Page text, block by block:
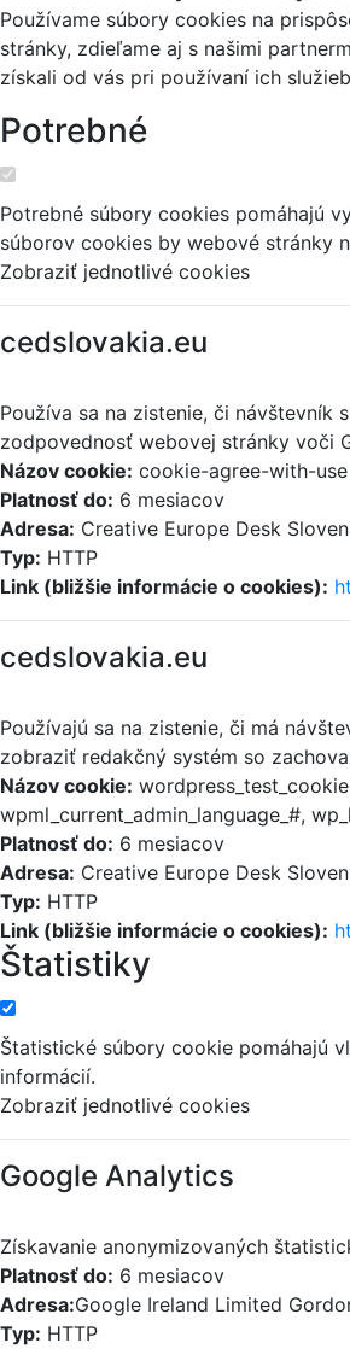
Používame súbory cookies na
stránky, zdieľame aj s našimi
získali od vás pri používaní ich
Potrebné
Potrebné súbory cookies pomáhajú
súborov cookies by webové stránky
Zobraziť jednotlivé cookies
cedslovakia.eu
Používa sa na zistenie, či
zodpovednosť webovej stránky voči
Názov cookie: cookie-agree-with-use
Platnosť do: 6 mesiacov
Adresa: Creative Europe Desk
Typ: HTTP
Link (bližšie informácie o cookies):
cedslovakia.eu
Používajú sa na zistenie, či má
zobraziť redakčný systém so
Názov cookie:
wpml_current_admin_language_#,
Platnosť do: 6 mesiacov
Adresa: Creative Europe Desk
Typ: HTTP
Link (bližšie informácie o cookies):
Štatistiky
Štatistické súbory cookie pomáhajú
informácií.
Zobraziť jednotlivé cookies
Google Analytics
Získavanie anonymizovaných
Platnosť do: 6 mesiacov
Adresa:Google Ireland Limited
Typ: HTTP